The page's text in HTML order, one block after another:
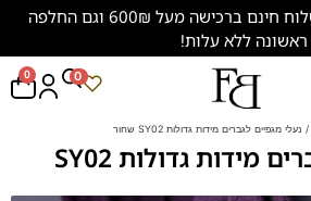
משתלם להתחדש: משלוח חינם ברכישה מעל 600₪ וגם החלפה
ראשונה ללא עלות!
0 0
/ נעלי מגפיים לגברים מידות גדולות SY02 שחור
נעלי מגפיים לגברים מידות גדולות SY02